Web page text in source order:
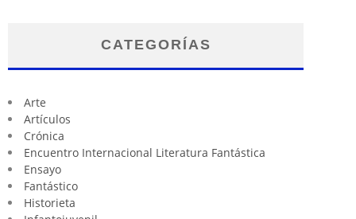
CATEGORÍAS
Arte
Artículos
Crónica
Encuentro Internacional Literatura Fantástica
Ensayo
Fantástico
Historieta